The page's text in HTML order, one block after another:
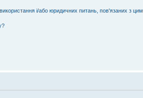
і/або юридичних питань, пов'язаних з цим